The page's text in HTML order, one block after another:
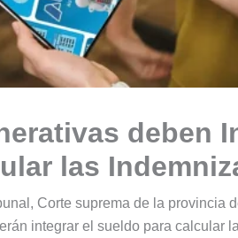
deben
las
Corte suprema de la provincia
integrar el sueldo para calcular